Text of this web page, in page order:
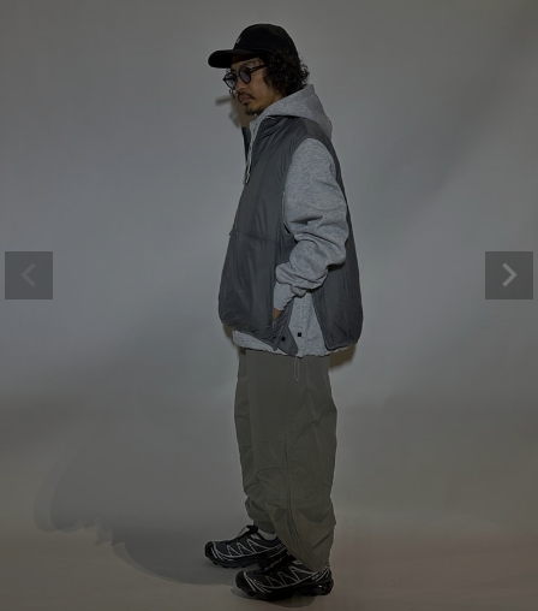
詳細検索